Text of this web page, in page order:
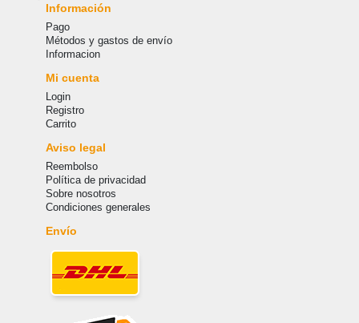
Información
Pago
Métodos y gastos de envío
Informacion
Mi cuenta
Login
Registro
Carrito
Aviso legal
Reembolso
Política de privacidad
Sobre nosotros
Condiciones generales
Envío